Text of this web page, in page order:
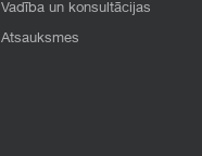
Vadība un konsultācijas
Atsauksmes